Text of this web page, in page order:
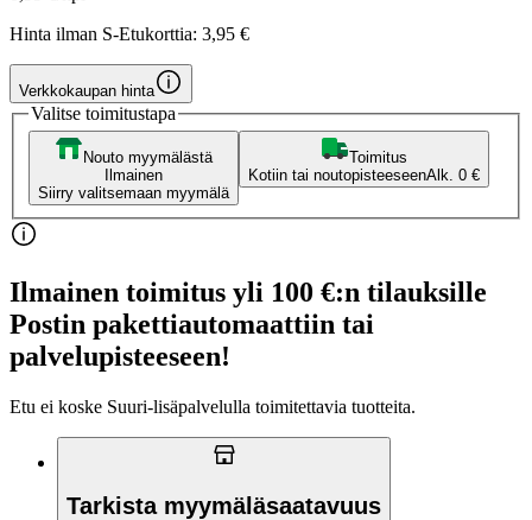
Hinta ilman S-Etukorttia: 3,95 €
Verkkokaupan hinta
Valitse toimitustapa
Nouto myymälästä
Ilmainen
Siirry valitsemaan myymälä
Toimitus
Kotiin tai noutopisteeseenAlk. 0 €
Ilmainen toimitus yli 100 €:n tilauksille
Postin pakettiautomaattiin tai
palvelupisteeseen!
Etu ei koske Suuri‑lisäpalvelulla toimitettavia tuotteita.
Tarkista myymäläsaatavuus